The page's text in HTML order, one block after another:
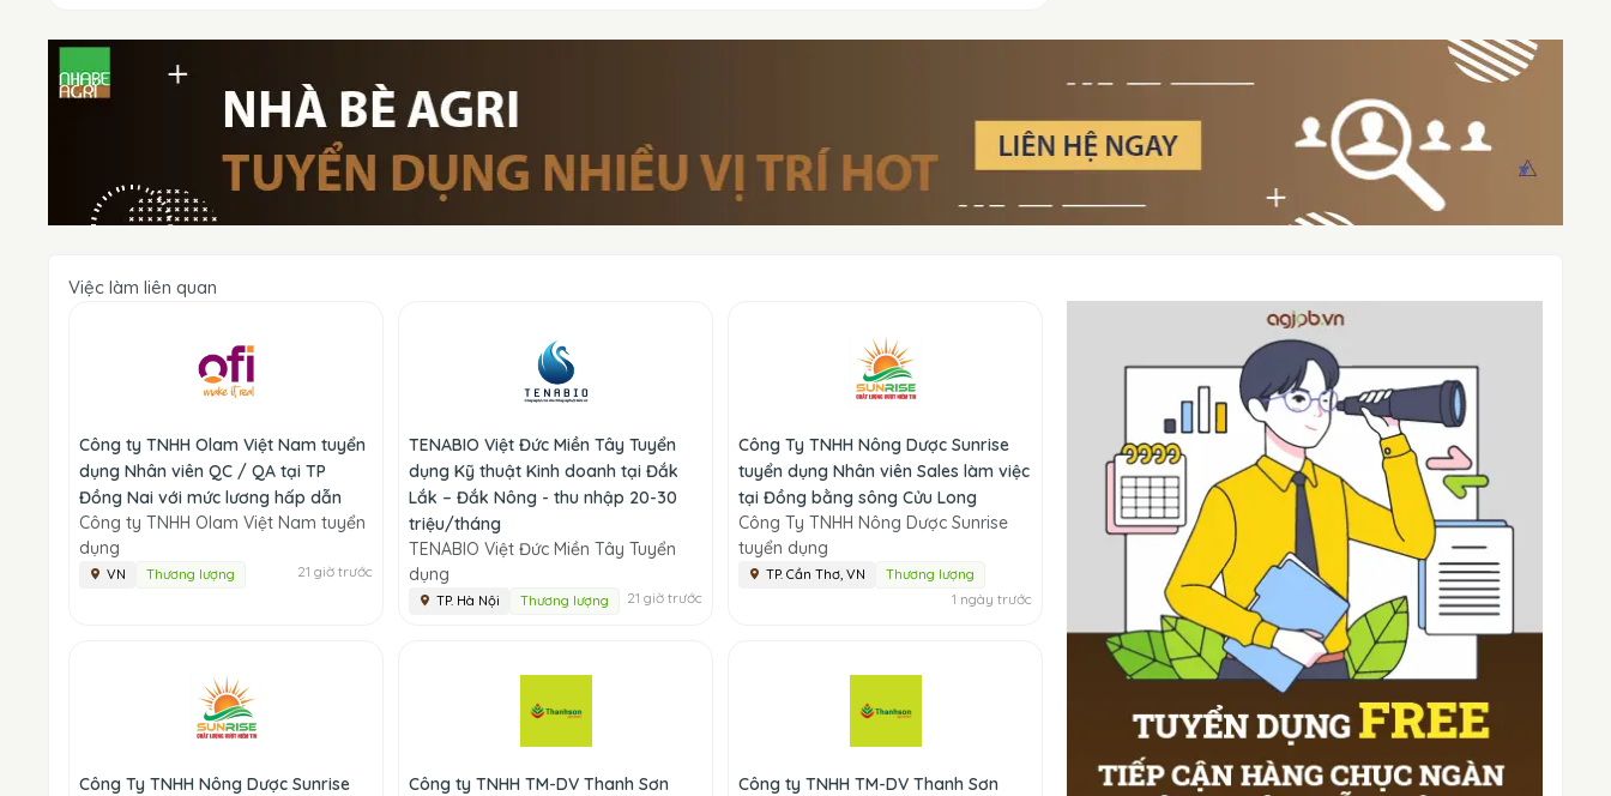
Việc làm liên quan
Công ty TNHH Olam Việt Nam tuyển
dụng Nhân viên QC / QA tại TP
Đồng Nai với mức lương hấp dẫn
Công ty TNHH Olam Việt Nam tuyển
dụng
VN Thương lượng 21 giờ trước
TENABIO Việt Đức Miền Tây Tuyển
dụng Kỹ thuật Kinh doanh tại Đắk
Lắk – Đắk Nông - thu nhập 20-30
triệu/tháng
TENABIO Việt Đức Miền Tây Tuyển
dụng
TP. Hà Nội Thương lượng 21 giờ trước
Công Ty TNHH Nông Dược Sunrise
tuyển dụng Nhân viên Sales làm việc
tại Đồng bằng sông Cửu Long
Công Ty TNHH Nông Dược Sunrise
tuyển dụng
TP. Cần Thơ, VN Thương lượng
1 ngày trước
Công Ty TNHH Nông Dược Sunrise
Công ty TNHH TM-DV Thanh Sơn
Công ty TNHH TM-DV Thanh Sơn